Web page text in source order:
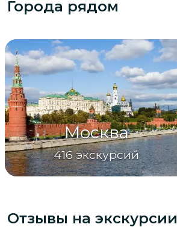
Города рядом
Москва
416 экскурсий
Отзывы на экскурсии